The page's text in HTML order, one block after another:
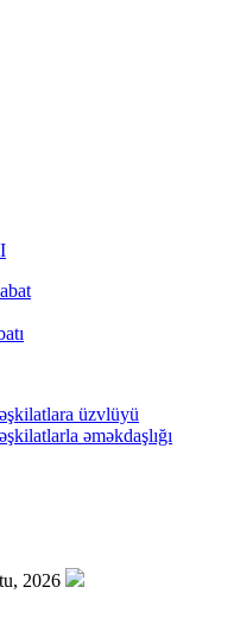
üzvlüyü
əməkdaşlığı
2026